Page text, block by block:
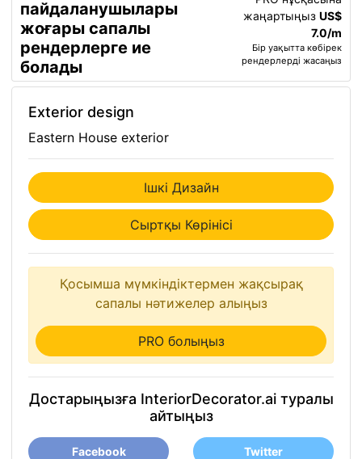
пайдаланушылары
жоғары сапалы
рендерлерге ие
болады
жаңартыңыз US$
7.0/m
Бір уақытта көбірек
рендерлерді жасаңыз
Exterior design
Eastern House exterior
Ішкі Дизайн
Сыртқы Көрінісі
Қосымша мүмкіндіктермен жақсырақ
сапалы нәтижелер алыңыз
PRO болыңыз
Достарыңызға InteriorDecorator.ai туралы
айтыңыз
Facebook Twitter